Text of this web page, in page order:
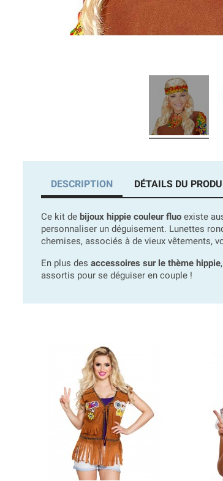
DESCRIPTION DÉTAILS DU
Ce kit de bijoux hippie couleur fluo existe
personnaliser un déguisement. Lunettes
chemises, associés à de vieux vêtements,
En plus des accessoires sur le thème hippie
assortis pour se déguiser en couple !